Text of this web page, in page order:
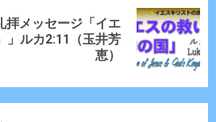
拝メッセージ「イエ
」ルカ2:11（玉井芳
恵）